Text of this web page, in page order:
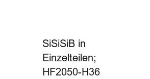
SiSiSiB in
Einzelteilen;
HF2050-H36